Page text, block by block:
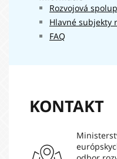
Ministerstvo
hospodárstva
Slovenskej
republiky
21
Rozvojová
Hlavné subjekty
FAQ
KONTAKT